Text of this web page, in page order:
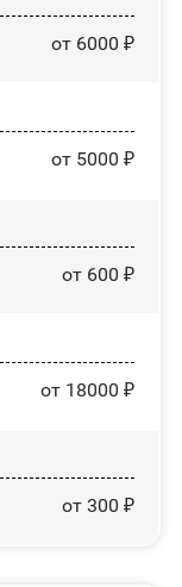
от 6000 ₽
от 5000 ₽
от 600 ₽
от 18000 ₽
от 300 ₽